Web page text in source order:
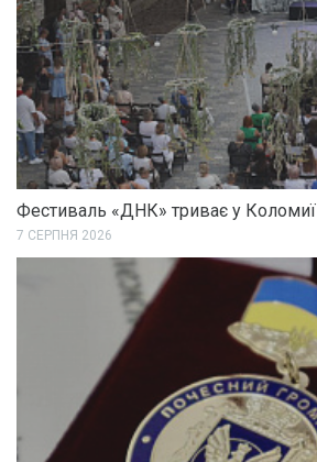
Фестиваль «ДНК» триває у Коломиї
7 СЕРПНЯ 2026